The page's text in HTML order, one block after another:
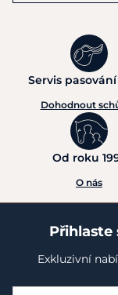
Servis
Dohodnout
Od roku
O nás
Přihlaste
Exkluzivní